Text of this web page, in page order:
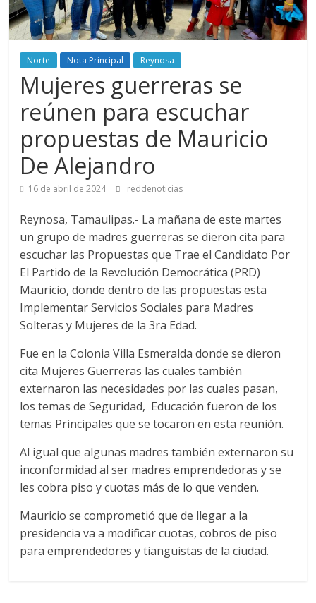
Norte Nota Principal Reynosa
Mujeres guerreras se
reúnen para escuchar
propuestas de Mauricio
De Alejandro
16 de abril de 2024 reddenoticias
Reynosa, Tamaulipas.- La mañana de este martes
un grupo de madres guerreras se dieron cita para
escuchar las Propuestas que Trae el Candidato Por
El Partido de la Revolución Democrática (PRD)
Mauricio, donde dentro de las propuestas esta
Implementar Servicios Sociales para Madres
Solteras y Mujeres de la 3ra Edad.
Fue en la Colonia Villa Esmeralda donde se dieron
cita Mujeres Guerreras las cuales también
externaron las necesidades por las cuales pasan,
los temas de Seguridad, Educación fueron de los
temas Principales que se tocaron en esta reunión.
Al igual que algunas madres también externaron su
inconformidad al ser madres emprendedoras y se
les cobra piso y cuotas más de lo que venden.
Mauricio se comprometió que de llegar a la
presidencia va a modificar cuotas, cobros de piso
para emprendedores y tianguistas de la ciudad.